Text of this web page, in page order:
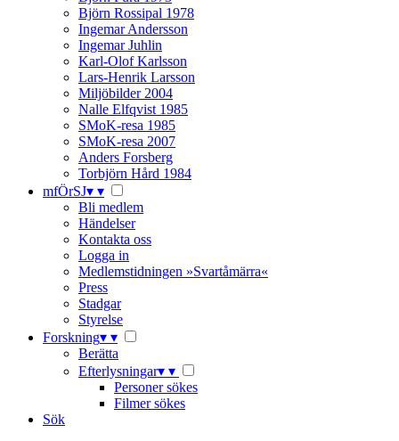
Björn Rossipal 1978
Ingemar Andersson
Ingemar Juhlin
Karl-Olof Karlsson
Lars-Henrik Larsson
Miljöbilder 2004
Nalle Elfqvist 1985
SMoK-resa 1985
SMoK-resa 2007
Anders Forsberg
Torbjörn Hård 1984
mfÖrSJ▾ ▾
Bli medlem
Händelser
Kontakta oss
Logga in
Medlemstidningen »Svartåmärra«
Press
Stadgar
Styrelse
Forskning▾ ▾
Berätta
Efterlysningar▾ ▾
Personer sökes
Filmer sökes
Sök